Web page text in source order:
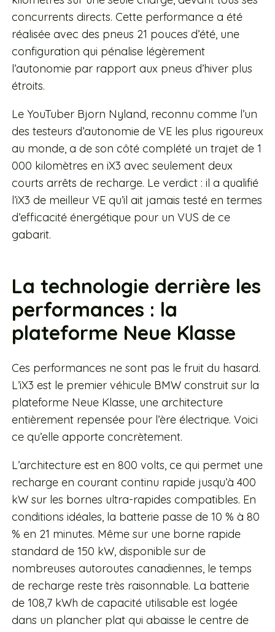
concurrents directs. Cette performance a été
réalisée avec des pneus 21 pouces d’été, une
configuration qui pénalise légèrement
l’autonomie par rapport aux pneus d’hiver plus
étroits.
Le YouTuber Bjorn Nyland, reconnu comme l’un
des testeurs d’autonomie de VE les plus rigoureux
au monde, a de son côté complété un trajet de 1
000 kilomètres en iX3 avec seulement deux
courts arrêts de recharge. Le verdict : il a qualifié
l’iX3 de meilleur VE qu’il ait jamais testé en termes
d’efficacité énergétique pour un VUS de ce
gabarit.
La technologie derrière les
performances : la
plateforme Neue Klasse
Ces performances ne sont pas le fruit du hasard.
L’iX3 est le premier véhicule BMW construit sur la
plateforme Neue Klasse, une architecture
entièrement repensée pour l’ère électrique. Voici
ce qu’elle apporte concrètement.
L’architecture est en 800 volts, ce qui permet une
recharge en courant continu rapide jusqu’à 400
kW sur les bornes ultra-rapides compatibles. En
conditions idéales, la batterie passe de 10 % à 80
% en 21 minutes. Même sur une borne rapide
standard de 150 kW, disponible sur de
nombreuses autoroutes canadiennes, le temps
de recharge reste très raisonnable. La batterie
de 108,7 kWh de capacité utilisable est logée
dans un plancher plat qui abaisse le centre de